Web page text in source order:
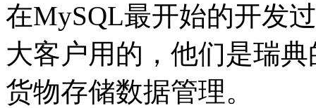
在MySQL最开始的开发
大客户用的，他们是瑞
货物存储数据管理。